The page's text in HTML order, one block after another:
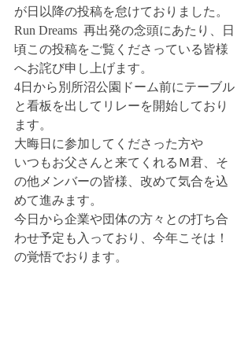
が日以降の投稿を怠けておりました。
Run Dreams  再出発の念頭にあたり、日
頃この投稿をご覧くださっている皆様
へお詫び申し上げます。
4日から別所沼公園ドーム前にテーブル
と看板を出してリレーを開始しており
ます。
大晦日に参加してくださった方や
いつもお父さんと来てくれるＭ君、そ
の他メンバーの皆様、改めて気合を込
めて進みます。
今日から企業や団体の方々との打ち合
わせ予定も入っており、今年こそは！
の覚悟でおります。